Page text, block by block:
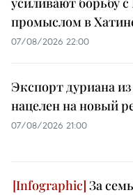
промыслом в
07/08/2026 22:00
Экспорт дуриана
нацелен на новый
07/08/2026 21:00
За